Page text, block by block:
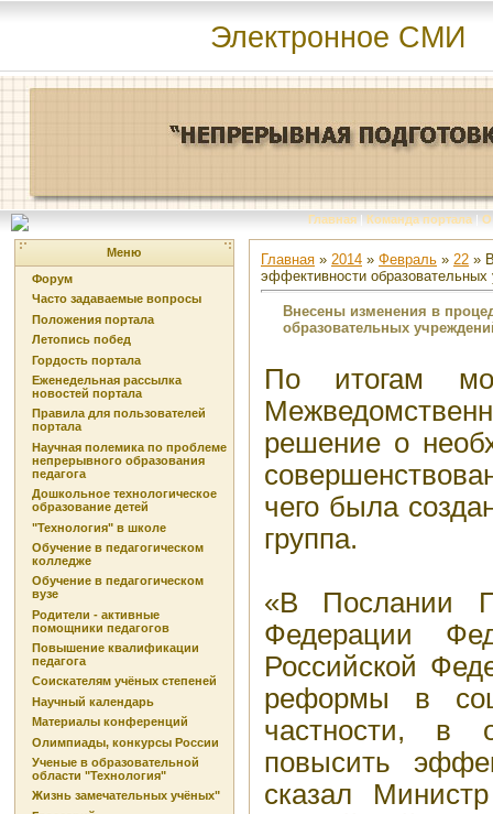
Электронное СМИ
Главная | Команда портала | О
Меню
Форум
Часто задаваемые вопросы
Положения портала
Летопись побед
Гордость портала
Еженедельная рассылка
новостей портала
Правила для пользователей
портала
Научная полемика по проблеме
непрерывного образования
педагога
Дошкольное технологическое
образование детей
"Технология" в школе
Обучение в педагогическом
колледже
Обучение в педагогическом
вузе
Родители - активные
помощники педагогов
Повышение квалификации
педагога
Соискателям учёных степеней
Научный календарь
Материалы конференций
Олимпиады, конкурсы России
Ученые в образовательной
области "Технология"
Жизнь замечательных учёных"
Главная » 2014 » Февраль » 22 »
эффективности образовательных
Внесены изменения в
образовательных
По итогам
решение о
чего была
группа.
«В Послании
Федерации
Российской
реформы в
частности, в
повысить
сказал